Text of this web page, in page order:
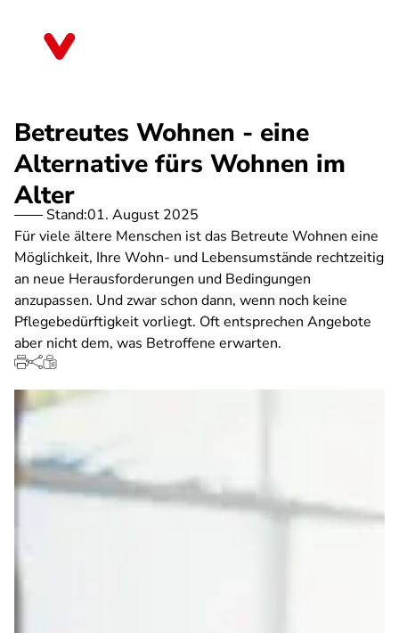
Betreutes Wohnen - eine
Alternative fürs Wohnen im
Alter
Stand:01. August 2025
Für viele ältere Menschen ist das Betreute Wohnen eine
Möglichkeit, Ihre Wohn- und Lebensumstände rechtzeitig
an neue Herausforderungen und Bedingungen
anzupassen. Und zwar schon dann, wenn noch keine
Pflegebedürftigkeit vorliegt. Oft entsprechen Angebote
aber nicht dem, was Betroffene erwarten.